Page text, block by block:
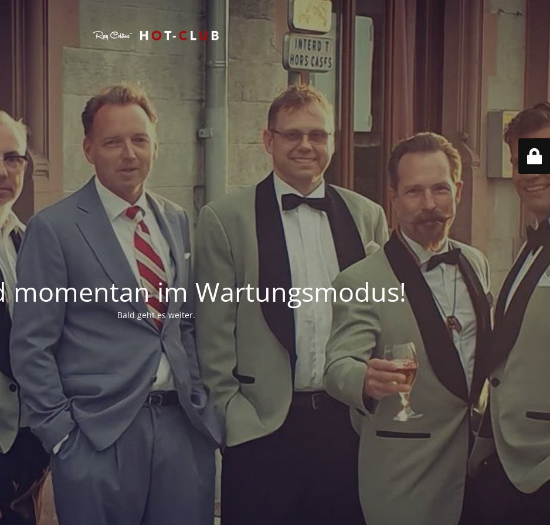
momentan im Wartungsmodus!
Bald geht es weiter.